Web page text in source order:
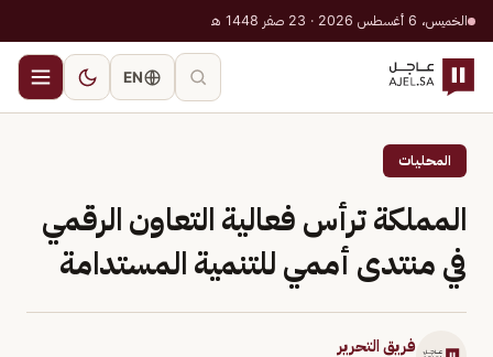
الخميس، 6 أغسطس 2026 · 23 صفر 1448 هـ
EN
المحليات
المملكة ترأس فعالية التعاون الرقمي
في منتدى أممي للتنمية المستدامة
فريق التحرير